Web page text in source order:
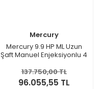
Mercury
Mercury 9.9 HP ML Uzun
Şaft Manuel Enjeksiyonlu 4
137.750,00 TL
96.055,55 TL